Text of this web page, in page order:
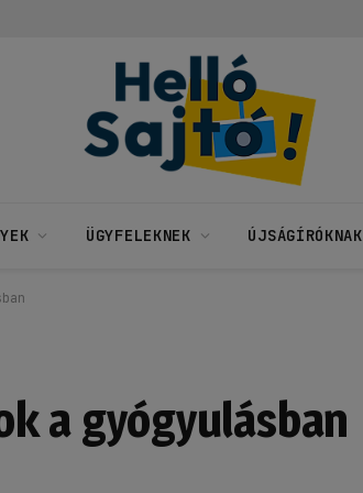
ÜGYFELEKNEK ÚJSÁGÍRÓKNAK
a gyógyulásban